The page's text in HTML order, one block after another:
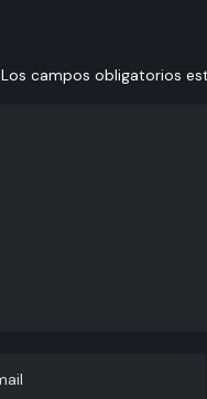
Los campos obligatorios